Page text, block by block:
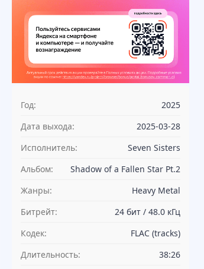
Год:
2025
Дата выхода:
2025-03-28
Исполнитель:
Seven Sisters
Альбом:
Shadow of a Fallen Star Pt.2
Жанры:
Heavy Metal
Битрейт:
24 бит / 48.0 кГц
Кодек:
FLAC (tracks)
Длительность:
38:26